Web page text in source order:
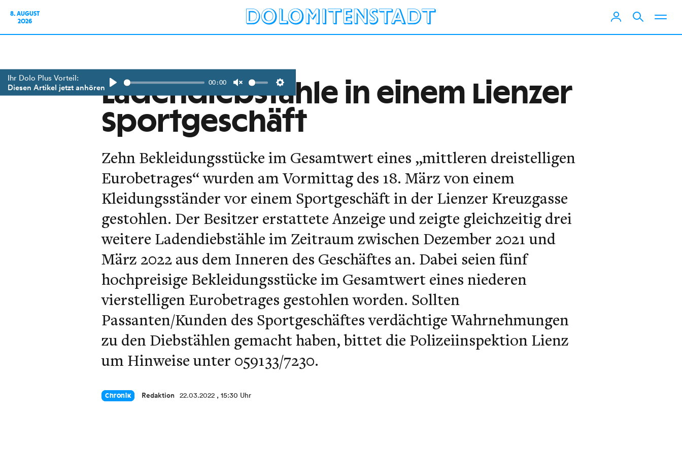
8. AUGUST
2026
Ihr Dolo Plus Vorteil:
Diesen Artikel jetzt anhören
Play
00:00
Unmute Settings
Ladendiebstähle in einem Lienzer
Sportgeschäft
Zehn Bekleidungsstücke im Gesamtwert eines „mittleren dreistelligen
Eurobetrages“ wurden am Vormittag des 18. März von einem
Kleidungsständer vor einem Sportgeschäft in der Lienzer Kreuzgasse
gestohlen. Der Besitzer erstattete Anzeige und zeigte gleichzeitig drei
weitere Ladendiebstähle im Zeitraum zwischen Dezember 2021 und
März 2022 aus dem Inneren des Geschäftes an. Dabei seien fünf
hochpreisige Bekleidungsstücke im Gesamtwert eines niederen
vierstelligen Eurobetrages gestohlen worden. Sollten
Passanten/Kunden des Sportgeschäftes verdächtige Wahrnehmungen
zu den Diebstählen gemacht haben, bittet die Polizeiinspektion Lienz
um Hinweise unter 059133/7230.
Chronik Redaktion 22.03.2022 , 15:30 Uhr